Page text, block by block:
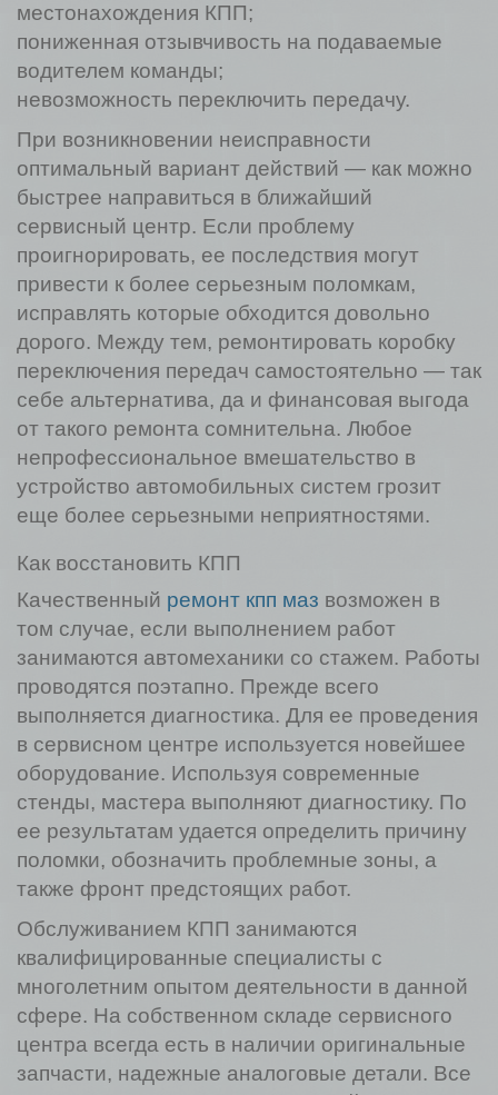
местонахождения КПП;
пониженная отзывчивость на подаваемые
водителем команды;
невозможность переключить передачу.
При возникновении неисправности
оптимальный вариант действий — как можно
быстрее направиться в ближайший
сервисный центр. Если проблему
проигнорировать, ее последствия могут
привести к более серьезным поломкам,
исправлять которые обходится довольно
дорого. Между тем, ремонтировать коробку
переключения передач самостоятельно — так
себе альтернатива, да и финансовая выгода
от такого ремонта сомнительна. Любое
непрофессиональное вмешательство в
устройство автомобильных систем грозит
еще более серьезными неприятностями.
Как восстановить КПП
Качественный ремонт кпп маз возможен в
том случае, если выполнением работ
занимаются автомеханики со стажем. Работы
проводятся поэтапно. Прежде всего
выполняется диагностика. Для ее проведения
в сервисном центре используется новейшее
оборудование. Используя современные
стенды, мастера выполняют диагностику. По
ее результатам удается определить причину
поломки, обозначить проблемные зоны, а
также фронт предстоящих работ.
Обслуживанием КПП занимаются
квалифицированные специалисты с
многолетним опытом деятельности в данной
сфере. На собственном складе сервисного
центра всегда есть в наличии оригинальные
запчасти, надежные аналоговые детали. Все